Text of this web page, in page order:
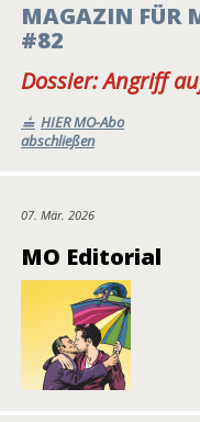
MAGAZIN FÜR
#82
Dossier: Angriff
HIER MO-Abo
abschließen
07. Mär. 2026
MO Editorial